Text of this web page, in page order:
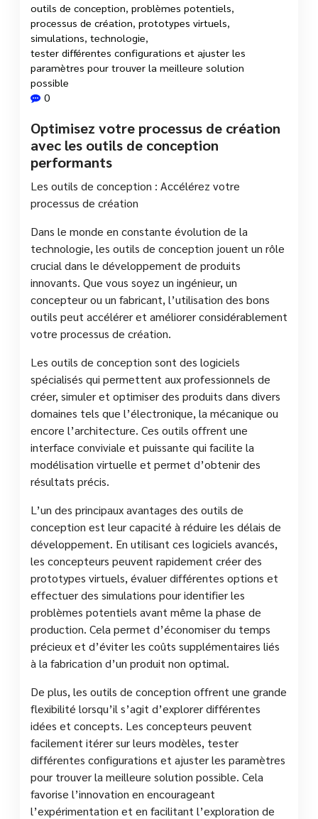
outils de conception problèmes potentiels
processus de création prototypes virtuels
simulations technologie
tester différentes configurations et ajuster les
paramètres pour trouver la meilleure solution
possible
0
Optimisez votre processus de création
avec les outils de conception
performants
Les outils de conception : Accélérez votre
processus de création
Dans le monde en constante évolution de la
technologie, les outils de conception jouent un rôle
crucial dans le développement de produits
innovants. Que vous soyez un ingénieur, un
concepteur ou un fabricant, l’utilisation des bons
outils peut accélérer et améliorer considérablement
votre processus de création.
Les outils de conception sont des logiciels
spécialisés qui permettent aux professionnels de
créer, simuler et optimiser des produits dans divers
domaines tels que l’électronique, la mécanique ou
encore l’architecture. Ces outils offrent une
interface conviviale et puissante qui facilite la
modélisation virtuelle et permet d’obtenir des
résultats précis.
L’un des principaux avantages des outils de
conception est leur capacité à réduire les délais de
développement. En utilisant ces logiciels avancés,
les concepteurs peuvent rapidement créer des
prototypes virtuels, évaluer différentes options et
effectuer des simulations pour identifier les
problèmes potentiels avant même la phase de
production. Cela permet d’économiser du temps
précieux et d’éviter les coûts supplémentaires liés
à la fabrication d’un produit non optimal.
De plus, les outils de conception offrent une grande
flexibilité lorsqu’il s’agit d’explorer différentes
idées et concepts. Les concepteurs peuvent
facilement itérer sur leurs modèles, tester
différentes configurations et ajuster les paramètres
pour trouver la meilleure solution possible. Cela
favorise l’innovation en encourageant
l’expérimentation et en facilitant l’exploration de